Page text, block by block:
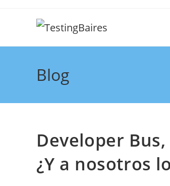
Blog
Developer
¿Y a nosotros